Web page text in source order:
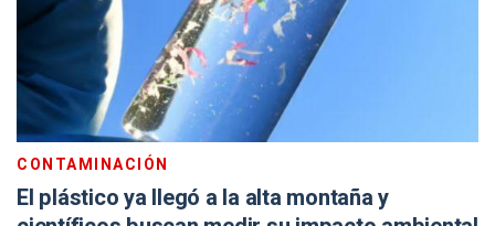
CONTAMINACIÓN
El plástico ya llegó a la alta montaña y